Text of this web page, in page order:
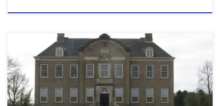
Het voorbije jaar was wat wandelend betreft er één met twee
gezichten. Tot de zomer waren georganiseerde wandeltochten
niet mogelijk, daarna ben ik weer enkele keren georganiseerd op
pad gegaan. In augustus liep nam ik deel aan de verplaatste